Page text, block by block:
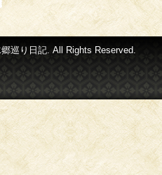
巡り日記. All Rights Reserved.